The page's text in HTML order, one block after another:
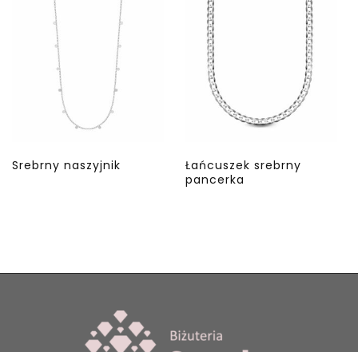
Srebrny naszyjnik
Łańcuszek srebrny
pancerka